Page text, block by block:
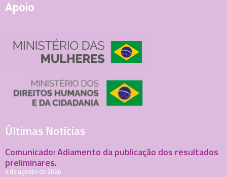
Apoio
Últimas Notícias
Comunicado: Adiamento da publicação dos resultados
preliminares.
6 de agosto de 2026